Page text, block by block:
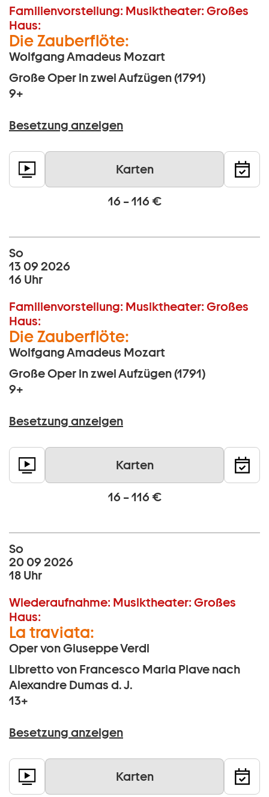
Familienvorstellung: Musiktheater: Großes
Haus:
Die Zauberflöte:
Wolfgang Amadeus Mozart
Große Oper in zwei Aufzügen (1791)
9+
Besetzung anzeigen
Karten
16 – 116 €
So
13 09 2026
16 Uhr
Familienvorstellung: Musiktheater: Großes
Haus:
Die Zauberflöte:
Wolfgang Amadeus Mozart
Große Oper in zwei Aufzügen (1791)
9+
Besetzung anzeigen
Karten
16 – 116 €
So
20 09 2026
18 Uhr
Wiederaufnahme: Musiktheater: Großes
Haus:
La traviata:
Oper von Giuseppe Verdi
Libretto von Francesco Maria Piave nach
Alexandre Dumas d. J.
13+
Besetzung anzeigen
Karten